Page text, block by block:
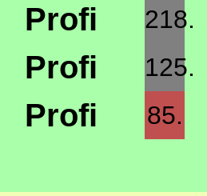
Profi 218.
Profi 125.
Profi 85.